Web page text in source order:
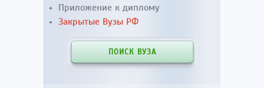
Приложение к диплому
Закрытые Вузы РФ
ПОИСК ВУЗА